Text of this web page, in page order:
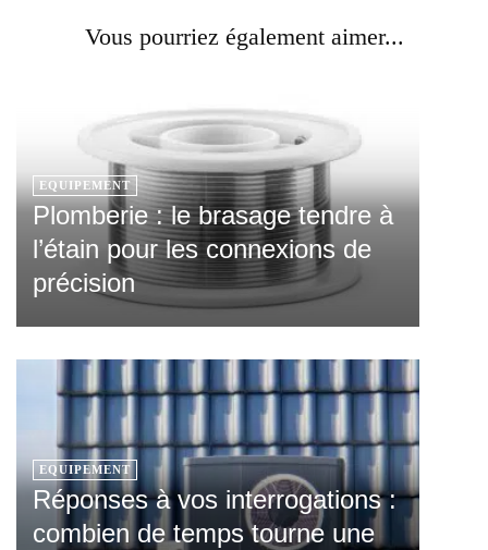
Vous pourriez également aimer...
EQUIPEMENT
Plomberie : le brasage tendre à
l’étain pour les connexions de
précision
EQUIPEMENT
Réponses à vos interrogations :
combien de temps tourne une